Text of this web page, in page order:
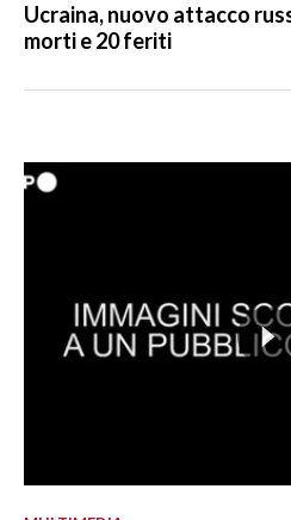
Ucraina, nuovo attacco
morti e 20 feriti